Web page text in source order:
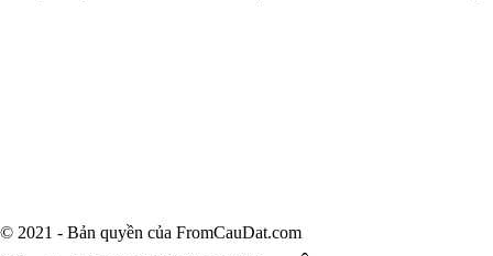
© 2021 - Bản quyền của FromCauDat.com